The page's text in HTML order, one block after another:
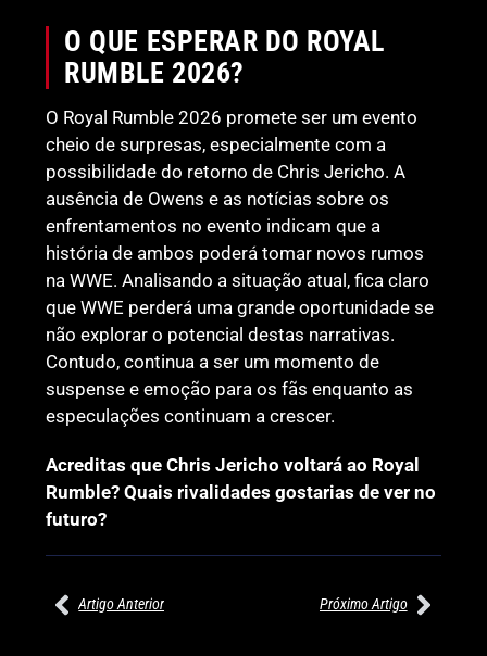
O QUE ESPERAR DO ROYAL
RUMBLE 2026?
O Royal Rumble 2026 promete ser um evento
cheio de surpresas, especialmente com a
possibilidade do retorno de Chris Jericho. A
ausência de Owens e as notícias sobre os
enfrentamentos no evento indicam que a
história de ambos poderá tomar novos rumos
na WWE. Analisando a situação atual, fica claro
que WWE perderá uma grande oportunidade se
não explorar o potencial destas narrativas.
Contudo, continua a ser um momento de
suspense e emoção para os fãs enquanto as
especulações continuam a crescer.
Acreditas que Chris Jericho voltará ao Royal
Rumble? Quais rivalidades gostarias de ver no
futuro?
Artigo Anterior Próximo Artigo